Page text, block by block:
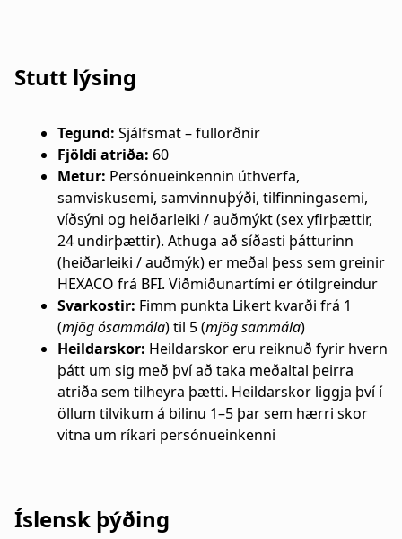
r
Stutt lýsing
Tegund: Sjálfsmat – fullorðnir
Fjöldi atriða: 60
Metur: Persónueinkennin úthverfa,
samviskusemi, samvinnuþýði, tilfinningasemi,
víðsýni og heiðarleiki / auðmýkt (sex yfirþættir,
24 undirþættir). Athuga að síðasti þátturinn
(heiðarleiki / auðmýk) er meðal þess sem greinir
HEXACO frá BFI. Viðmiðunartími er ótilgreindur
Svarkostir: Fimm punkta Likert kvarði frá 1
(mjög ósammála) til 5 (mjög sammála)
Heildarskor: Heildarskor eru reiknuð fyrir hvern
þátt um sig með því að taka meðaltal þeirra
atriða sem tilheyra þætti. Heildarskor liggja því í
öllum tilvikum á bilinu 1–5 þar sem hærri skor
vitna um ríkari persónueinkenni
Íslensk þýðing